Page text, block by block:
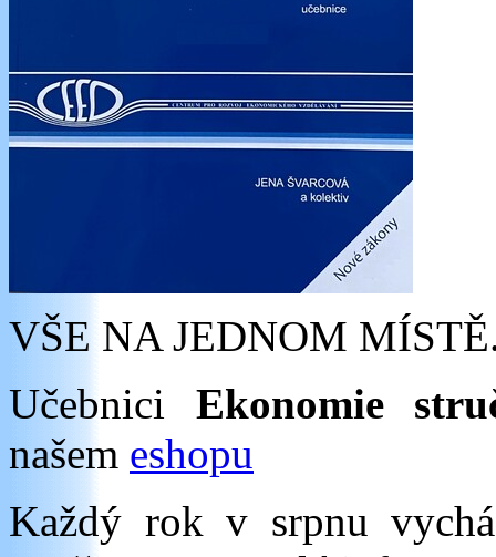
VŠE NA JEDNOM
Učebnici Ekonomie
našem eshopu
Každý rok v srpnu